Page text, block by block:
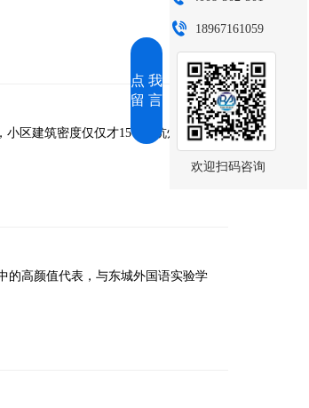
点 我
留 言
欢迎扫码咨询
18967161059
区建筑密度仅仅才15%。杭州唯一
的高颜值代表，与东城外国语实验学